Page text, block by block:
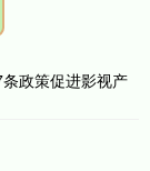
政策促进影视产